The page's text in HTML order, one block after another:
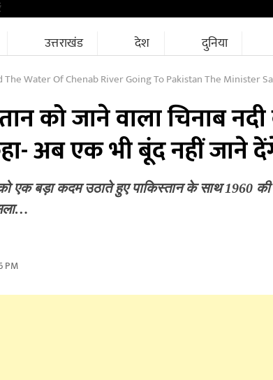
उत्तराखंड देश दुनिया
Water Of Chenab River Going To Pakistan The Minister Said Now We
को जाने वाला चिनाब
अब एक भी बूंद नहीं जाने
एक बड़ा कदम उठाते हुए पाकिस्तान के साथ 1960
PM